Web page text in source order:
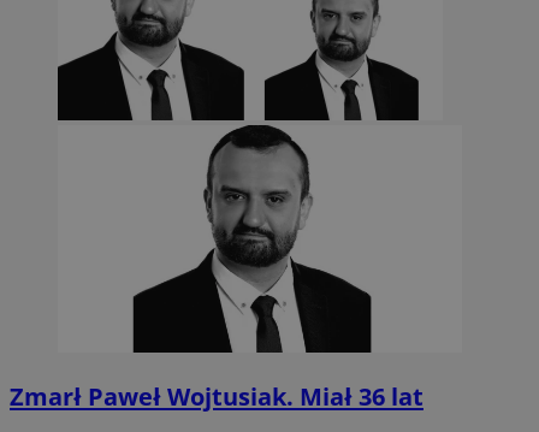
Zmarł Paweł Wojtusiak. Miał 36 lat
CookieScriptConsent